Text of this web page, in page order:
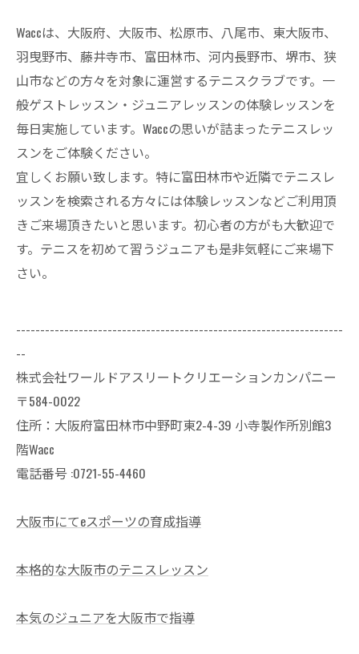
Waccは、大阪府、大阪市、松原市、八尾市、東大阪市、
羽曳野市、藤井寺市、富田林市、河内長野市、堺市、狭
山市などの方々を対象に運営するテニスクラブです。一
般ゲストレッスン・ジュニアレッスンの体験レッスンを
毎日実施しています。Waccの思いが詰まったテニスレッ
スンをご体験ください。
宜しくお願い致します。特に富田林市や近隣でテニスレ
ッスンを検索される方々には体験レッスンなどご利用頂
きご来場頂きたいと思います。初心者の方がも大歓迎で
す。テニスを初めて習うジュニアも是非気軽にご来場下
さい。
--------------------------------------------------------------------
--
株式会社ワールドアスリートクリエーションカンパニー
〒584-0022
住所：大阪府富田林市中野町東2-4-39 小寺製作所別館3
階Wacc
電話番号 :0721-55-4460
大阪市にてeスポーツの育成指導
本格的な大阪市のテニスレッスン
本気のジュニアを大阪市で指導